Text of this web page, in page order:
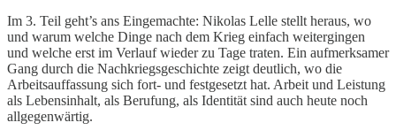
Im 3. Teil geht’s ans Eingemachte: Nikolas Lelle stellt heraus, wo
und warum welche Dinge nach dem Krieg einfach weitergingen
und welche erst im Verlauf wieder zu Tage traten. Ein aufmerksamer
Gang durch die Nachkriegsgeschichte zeigt deutlich, wo die
Arbeitsauffassung sich fort- und festgesetzt hat. Arbeit und Leistung
als Lebensinhalt, als Berufung, als Identität sind auch heute noch
allgegenwärtig.